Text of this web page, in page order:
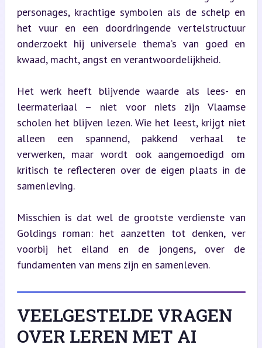
personages, krachtige symbolen als de schelp en
het vuur en een doordringende vertelstructuur
onderzoekt hij universele thema’s van goed en
kwaad, macht, angst en verantwoordelijkheid.
Het werk heeft blijvende waarde als lees- en
leermateriaal – niet voor niets zijn Vlaamse
scholen het blijven lezen. Wie het leest, krijgt niet
alleen een spannend, pakkend verhaal te
verwerken, maar wordt ook aangemoedigd om
kritisch te reflecteren over de eigen plaats in de
samenleving.
Misschien is dat wel de grootste verdienste van
Goldings roman: het aanzetten tot denken, ver
voorbij het eiland en de jongens, over de
fundamenten van mens zijn en samenleven.
VEELGESTELDE VRAGEN
OVER LEREN MET AI